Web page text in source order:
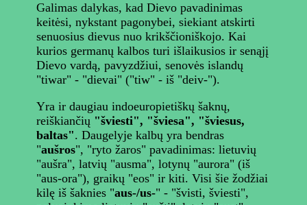
Galimas dalykas, kad Dievo pavadinimas
keitėsi, nykstant pagonybei, siekiant atskirti
senuosius dievus nuo krikščioniškojo. Kai
kurios germanų kalbos turi išlaikusios ir senąjį
Dievo vardą, pavyzdžiui, senovės islandų
"tiwar" - "dievai" ("tiw" - iš "deiv-").
Yra ir daugiau indoeuropietiškų šaknų,
reiškiančių "šviesti", "šviesa", "šviesus,
baltas". Daugelyje kalbų yra bendras
"aušros", "ryto žaros" pavadinimas: lietuvių
"aušra", latvių "ausma", lotynų "aurora" (iš
"aus-ora"), graikų "eos" ir kiti. Visi šie žodžiai
kilę iš šaknies "aus-/us-" - "švisti, šviesti",